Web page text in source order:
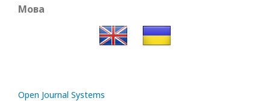
Мова
Open Journal Systems